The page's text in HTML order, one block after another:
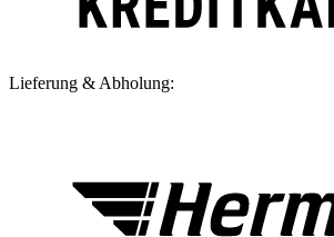
Lieferung & Abholung: